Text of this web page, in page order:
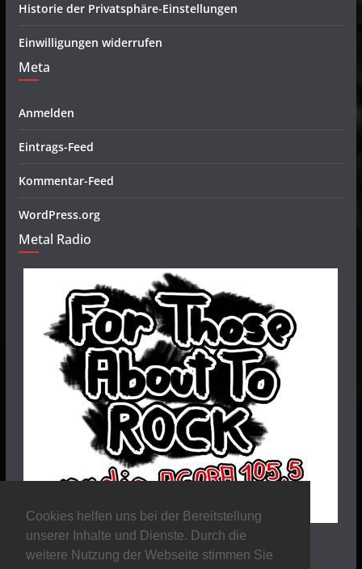
Cookies helfen uns bei der Bereitstellung
unserer Inhalte und Dienste. Durch die
weitere Nutzung der Webseite stimmen Sie
Historie der Privatsphäre-Einstellungen
Einwilligungen widerrufen
Meta
Anmelden
Eintrags-Feed
Kommentar-Feed
WordPress.org
Metal Radio